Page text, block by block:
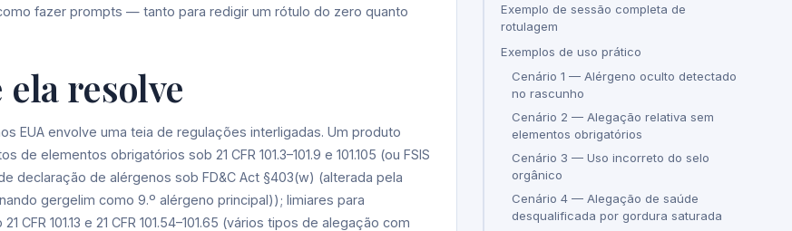
fazer prompts — tanto para redigir um rótulo do zero quanto
resolve
EUA envolve uma teia de regulações interligadas. Um produto
elementos obrigatórios sob 21 CFR 101.3–101.9 e 101.105 (ou FSIS
declaração de alérgenos sob FD&C Act §403(w) (alterada pela
gergelim como 9.º alérgeno principal)); limiares para
101.13 e 21 CFR 101.54–101.65 (vários tipos de alegação com
Exemplo de sessão completa de
rotulagem
Exemplos de uso prático
Cenário 1 — Alérgeno oculto detectado
no rascunho
Cenário 2 — Alegação relativa sem
elementos obrigatórios
Cenário 3 — Uso incorreto do selo
orgânico
Cenário 4 — Alegação de saúde
desqualificada por gordura saturada